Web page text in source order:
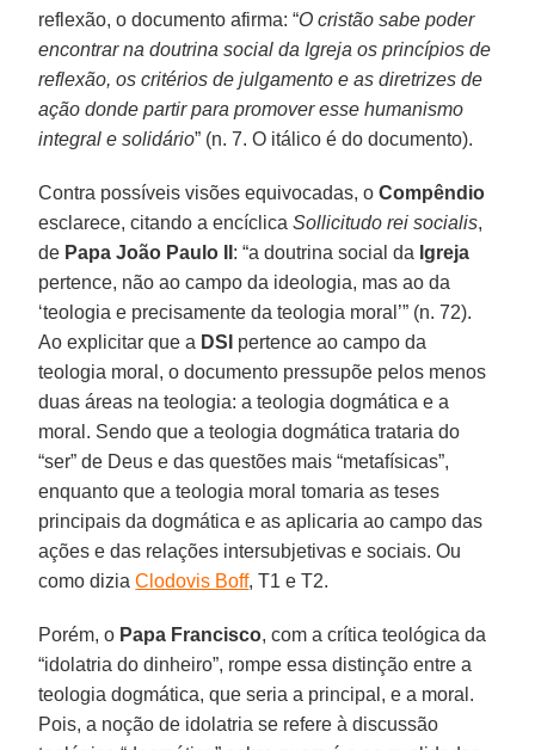
reflexão, o documento afirma: “O cristão sabe poder
encontrar na doutrina social da Igreja os princípios de
reflexão, os critérios de julgamento e as diretrizes de
ação donde partir para promover esse humanismo
integral e solidário” (n. 7. O itálico é do documento).
Contra possíveis visões equivocadas, oCompêndio
esclarece, citando a encíclicaSollicitudo rei socialis,
de Papa João Paulo II : “a doutrina social da Igreja
pertence, não ao campo da ideologia, mas ao da
‘teologia e precisamente da teologia moral’” (n. 72).
Ao explicitar que a DSI pertence ao campo da
teologia moral, o documento pressupõe pelos menos
duas áreas na teologia: a teologia dogmática e a
moral. Sendo que a teologia dogmática trataria do
“ser” de Deus e das questões mais “metafísicas”,
enquanto que a teologia moral tomaria as teses
principais da dogmática e as aplicaria ao campo das
ações e das relações intersubjetivas e sociais. Ou
como diziaClodovis Boff, T1 e T2.
Porém, o Papa Francisco, com a crítica teológica da
“idolatria do dinheiro”, rompe essa distinção entre a
teologia dogmática, que seria a principal, e a moral.
Pois, a noção de idolatria se refere à discussão